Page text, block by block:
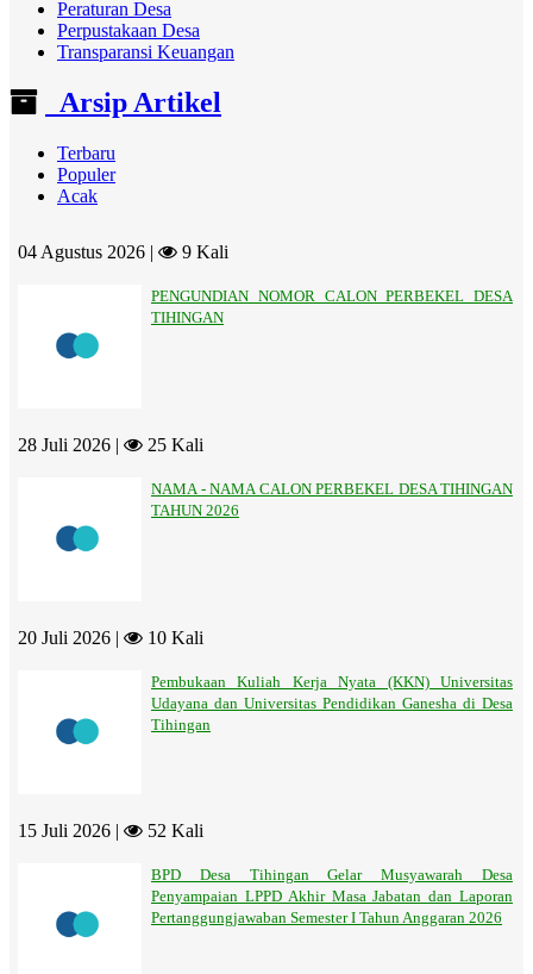
Peraturan Desa
Perpustakaan Desa
Transparansi Keuangan
Arsip Artikel
Terbaru
Populer
Acak
04 Agustus 2026 | 9 Kali
PENGUNDIAN NOMOR CALON PERBEKEL DESA
TIHINGAN
28 Juli 2026 | 25 Kali
NAMA - NAMA CALON PERBEKEL DESA TIHINGAN
TAHUN 2026
20 Juli 2026 | 10 Kali
Pembukaan Kuliah Kerja Nyata (KKN) Universitas
Udayana dan Universitas Pendidikan Ganesha di Desa
Tihingan
15 Juli 2026 | 52 Kali
BPD Desa Tihingan Gelar Musyawarah Desa
Penyampaian LPPD Akhir Masa Jabatan dan Laporan
Pertanggungjawaban Semester I Tahun Anggaran 2026